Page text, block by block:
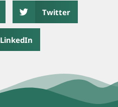
Twitter
LinkedIn